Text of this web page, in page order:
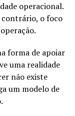
Ninguém
Jack conheceu
operacional.
contrário, o foco
forma de apoiar
uma realidade
não existe
um modelo de